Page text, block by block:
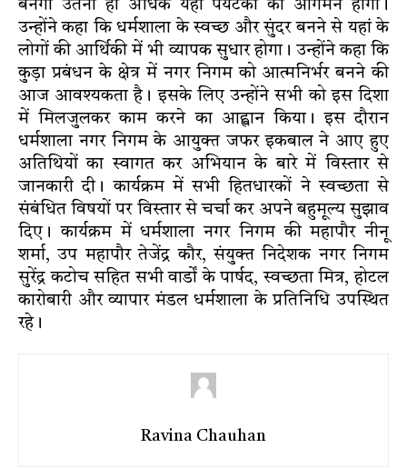
बनेगा उतना ही अधिक यहां पर्यटकों का आगमन होगा।
उन्होंने कहा कि धर्मशाला के स्वच्छ और सुंदर बनने से यहां के
लोगों की आर्थिकी में भी व्यापक सुधार होगा। उन्होंने कहा कि
कुड़ा प्रबंधन के क्षेत्र में नगर निगम को आत्मनिर्भर बनने की
आज आवश्यकता है। इसके लिए उन्होंने सभी को इस दिशा
में मिलजुलकर काम करने का आह्वान किया। इस दौरान
धर्मशाला नगर निगम के आयुक्त जफर इकबाल ने आए हुए
अतिथियों का स्वागत कर अभियान के बारे में विस्तार से
जानकारी दी। कार्यक्रम में सभी हितधारकों ने स्वच्छता से
संबंधित विषयों पर विस्तार से चर्चा कर अपने बहुमूल्य सुझाव
दिए। कार्यक्रम में धर्मशाला नगर निगम की महापौर नीनू
शर्मा, उप महापौर तेजेंद्र कौर, संयुक्त निदेशक नगर निगम
सुरेंद्र कटोच सहित सभी वार्डों के पार्षद, स्वच्छता मित्र, होटल
कारोबारी और व्यापार मंडल धर्मशाला के प्रतिनिधि उपस्थित
रहे।
Ravina Chauhan